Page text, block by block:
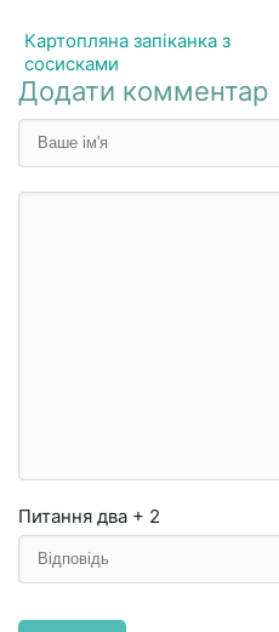
Картопляна запіканка з
сосисками
Додати комментар
Питання два + 2